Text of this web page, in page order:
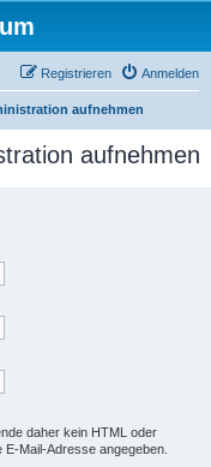
Anmelden
Registrieren
aufnehmen
aufnehmen
daher kein HTML oder
Mail-Adresse angegeben.